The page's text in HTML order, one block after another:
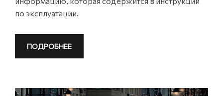
по эксплуатации.
ПОДРОБНЕЕ